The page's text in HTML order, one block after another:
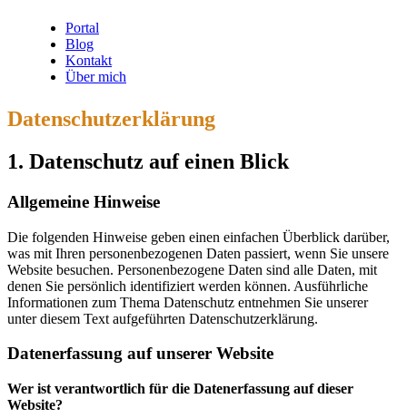
Portal
Blog
Kontakt
Über mich
Datenschutzerklärung
1. Datenschutz auf einen Blick
Allgemeine Hinweise
Die folgenden Hinweise geben einen einfachen Überblick darüber,
was mit Ihren personenbezogenen Daten passiert, wenn Sie unsere
Website besuchen. Personenbezogene Daten sind alle Daten, mit
denen Sie persönlich identifiziert werden können. Ausführliche
Informationen zum Thema Datenschutz entnehmen Sie unserer
unter diesem Text aufgeführten Datenschutzerklärung.
Datenerfassung auf unserer Website
Wer ist verantwortlich für die Datenerfassung auf dieser
Website?